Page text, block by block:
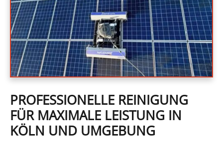
PROFESSIONELLE REINIGUNG
FÜR MAXIMALE LEISTUNG IN
KÖLN UND UMGEBUNG